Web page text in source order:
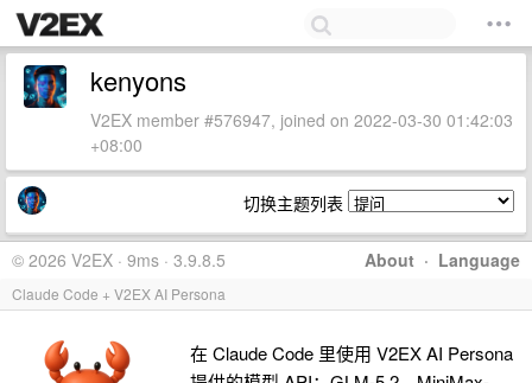
kenyons
V2EX member #576947, joined on 2022-03-30 01:42:03
+08:00
切换主题列表
About · Language
© 2026 V2EX · 9ms · 3.9.8.5
Claude Code + V2EX AI Persona
在 Claude Code 里使用 V2EX AI Persona